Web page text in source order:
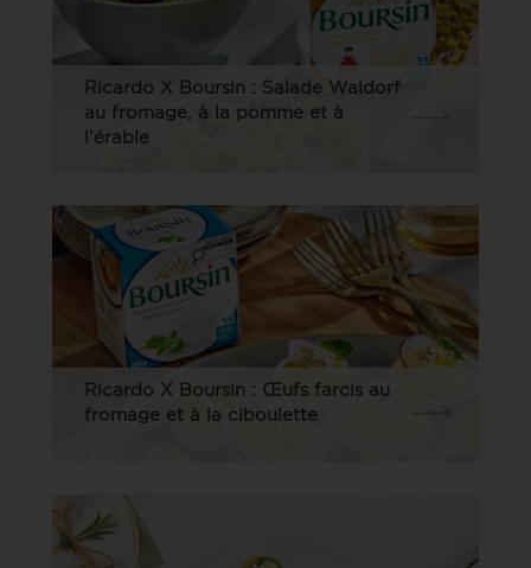
Ricardo X Boursin : Salade Waldorf
au fromage, à la pomme et à
l’érable
Ricardo X Boursin : Œufs farcis au
fromage et à la ciboulette